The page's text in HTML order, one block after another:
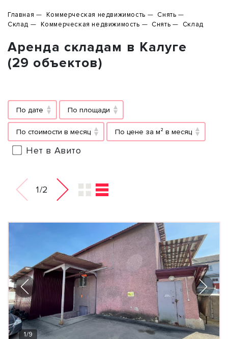
Главная Коммерческая недвижимость
Снять
Склад
Коммерческая недвижимость Снять Склад
Аренда складам в Калуге
(29 объектов)
По дате По площади
По стоимости в месяц По цене за м² в месяц
Нет в Авито
1/2
1/9